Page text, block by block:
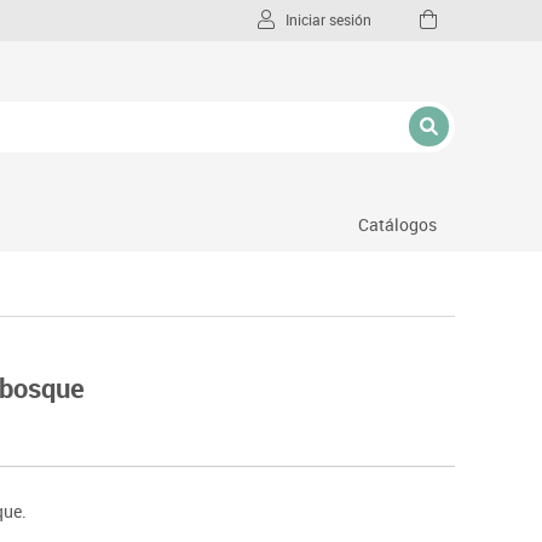
Iniciar sesión
Catálogos